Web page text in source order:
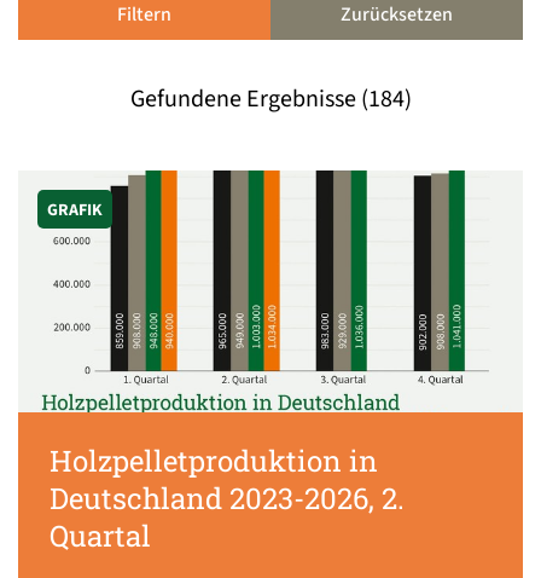
Filtern Zurücksetzen
Gefundene Ergebnisse (184)
GRAFIK
Holzpelletproduktion in
Deutschland 2023-2026, 2.
Quartal